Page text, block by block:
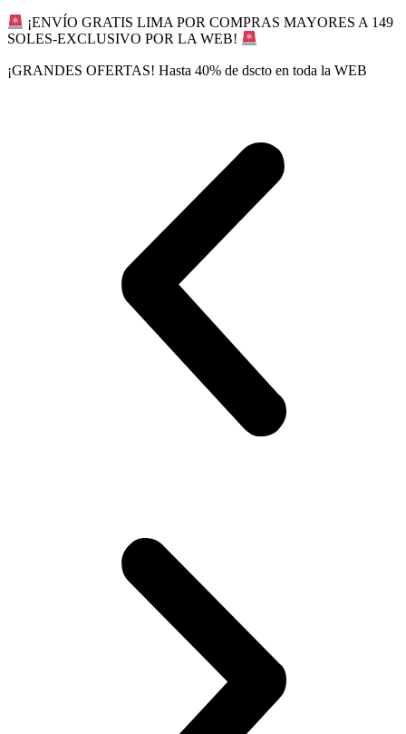
Ir
al
¡ENVÍO GRATIS LIMA POR COMPRAS MAYORES A 149
SOLES-EXCLUSIVO POR LA WEB!
¡GRANDES OFERTAS! Hasta 40% de dscto en toda la WEB